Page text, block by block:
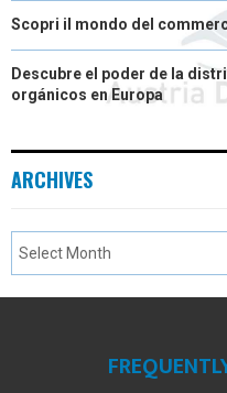
Scopri il mondo del
Descubre el poder de la
orgánicos en Europa
ARCHIVES